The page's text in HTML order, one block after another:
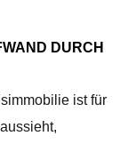
DURCH
ist für